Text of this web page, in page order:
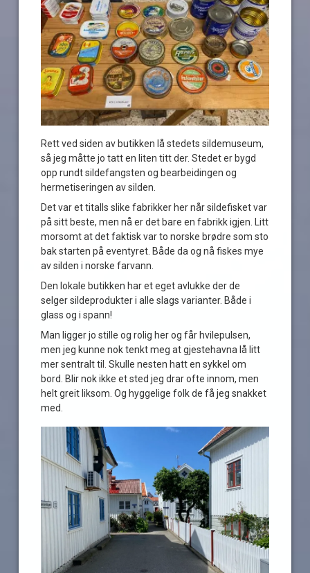
Rett ved siden av butikken lå stedets sildemuseum,
så jeg måtte jo tatt en liten titt der. Stedet er bygd
opp rundt sildefangsten og bearbeidingen og
hermetiseringen av silden.
Det var et titalls slike fabrikker her når sildefisket var
på sitt beste, men nå er det bare en fabrikk igjen. Litt
morsomt at det faktisk var to norske brødre som sto
bak starten på eventyret. Både da og nå fiskes mye
av silden i norske farvann.
Den lokale butikken har et eget avlukke der de
selger sildeprodukter i alle slags varianter. Både i
glass og i spann!
Man ligger jo stille og rolig her og får hvilepulsen,
men jeg kunne nok tenkt meg at gjestehavna lå litt
mer sentralt til. Skulle nesten hatt en sykkel om
bord. Blir nok ikke et sted jeg drar ofte innom, men
helt greit liksom. Og hyggelige folk de få jeg snakket
med.